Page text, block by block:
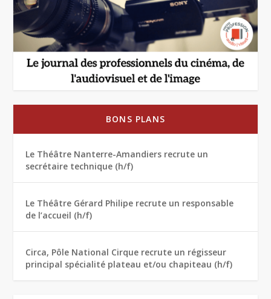
BONS PLANS
Le Théâtre Nanterre-Amandiers recrute un
secrétaire technique (h/f)
Le Théâtre Gérard Philipe recrute un responsable
de l’accueil (h/f)
Circa, Pôle National Cirque recrute un régisseur
principal spécialité plateau et/ou chapiteau (h/f)